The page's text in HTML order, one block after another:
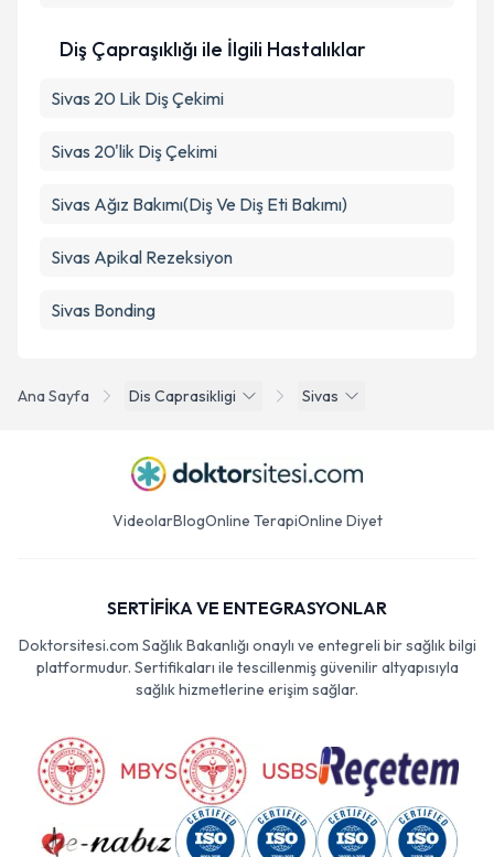
Ana Sayfa Dis Caprasikligi Sivas
Diş Çapraşıklığı ile İlgili Hastalıklar
Sivas 20 Lik Diş Çekimi
Sivas 20'lik Diş Çekimi
Sivas Ağız Bakımı(Diş Ve Diş Eti Bakımı)
Sivas Apikal Rezeksiyon
Sivas Bonding
VideolarBlogOnline TerapiOnline Diyet
SERTİFİKA VE ENTEGRASYONLAR
Doktorsitesi.com Sağlık Bakanlığı onaylı ve entegreli bir sağlık bilgi
platformudur. Sertifikaları ile tescillenmiş güvenilir altyapısıyla
sağlık hizmetlerine erişim sağlar.